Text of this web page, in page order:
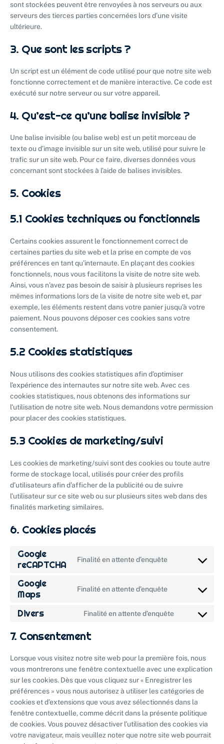
sont stockées peuvent être renvoyées à nos serveurs ou aux
serveurs des tierces parties concernées lors d’une visite
ultérieure.
3. Que sont les scripts ?
Un script est un élément de code utilisé pour que notre site web
fonctionne correctement et de manière interactive. Ce code est
exécuté sur notre serveur ou sur votre appareil.
4. Qu’est-ce qu’une balise invisible ?
Une balise invisible (ou balise web) est un petit morceau de
texte ou d’image invisible sur un site web, utilisé pour suivre le
trafic sur un site web. Pour ce faire, diverses données vous
concernant sont stockées à l’aide de balises invisibles.
5. Cookies
5.1 Cookies techniques ou fonctionnels
Certains cookies assurent le fonctionnement correct de
certaines parties du site web et la prise en compte de vos
préférences en tant qu’internaute. En plaçant des cookies
fonctionnels, nous vous facilitons la visite de notre site web.
Ainsi, vous n’avez pas besoin de saisir à plusieurs reprises les
mêmes informations lors de la visite de notre site web et, par
exemple, les éléments restent dans votre panier jusqu’à votre
paiement. Nous pouvons déposer ces cookies sans votre
consentement.
5.2 Cookies statistiques
Nous utilisons des cookies statistiques afin d’optimiser
l’expérience des internautes sur notre site web. Avec ces
cookies statistiques, nous obtenons des informations sur
l’utilisation de notre site web. Nous demandons votre permission
pour placer des cookies statistiques.
5.3 Cookies de marketing/suivi
Les cookies de marketing/suivi sont des cookies ou toute autre
forme de stockage local, utilisés pour créer des profils
d’utilisateurs afin d’afficher de la publicité ou de suivre
l’utilisateur sur ce site web ou sur plusieurs sites web dans des
finalités marketing similaires.
6. Cookies placés
Google
reCAPTCHA
Finalité en attente d’enquête
Google
Maps
Finalité en attente d’enquête
Divers Finalité en attente d’enquête
7. Consentement
Lorsque vous visitez notre site web pour la première fois, nous
vous montrerons une fenêtre contextuelle avec une explication
sur les cookies. Dès que vous cliquez sur « Enregistrer les
préférences » vous nous autorisez à utiliser les catégories de
cookies et d’extensions que vous avez sélectionnés dans la
fenêtre contextuelle, comme décrit dans la présente politique
de cookies. Vous pouvez désactiver l’utilisation des cookies via
votre navigateur, mais veuillez noter que notre site web pourrait